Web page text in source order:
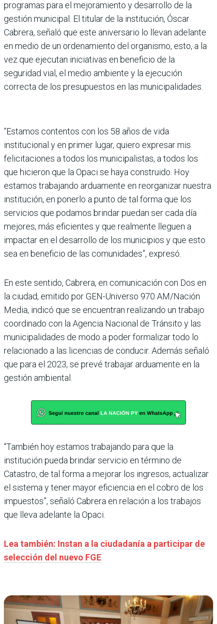
programas para el mejoramiento y desarrollo de la
gestión municipal. El titular de la institución, Óscar
Cabrera, señaló que este aniversario lo llevan adelante
en medio de un ordenamiento del organismo, esto, a la
vez que ejecutan iniciativas en beneficio de la
seguridad vial, el medio ambiente y la ejecución
correcta de los presupuestos en las municipalidades.
“Estamos contentos con los 58 años de vida
institucional y en primer lugar, quiero expresar mis
felicitaciones a todos los municipalistas, a todos los
que hicieron que la Opaci se haya construido. Hoy
estamos trabajando arduamente en reorganizar nuestra
institución, en ponerlo a punto de tal forma que los
servicios que podamos brindar puedan ser cada día
mejores, más eficientes y que realmente lleguen a
impactar en el desarrollo de los municipios y que esto
sea en beneficio de las comunidades”, expresó.
En este sentido, Cabrera, en comunicación con Dos en
la ciudad, emitido por GEN-Universo 970 AM/Nación
Media, indicó que se encuentran realizando un trabajo
coordinado con la Agencia Nacional de Tránsito y las
municipalidades de modo a poder formalizar todo lo
relacionado a las licencias de conducir. Además señaló
que para el 2023, se prevé trabajar arduamente en la
gestión ambiental.
“También hoy estamos trabajando para que la
institución pueda brindar servicio en término de
Catastro, de tal forma a mejorar los ingresos, actualizar
el sistema y tener mayor eficiencia en el cobro de los
impuestos”, señaló Cabrera en relación a los trabajos
que lleva adelante la Opaci.
Lea también: Instan a la ciudadanía a participar de
selección del nuevo FGE